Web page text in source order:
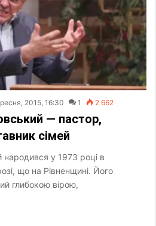
2015, 16:30 1 2 662
— пастор,
сімей
народився у 1973 році в
що на Рівненщині. Його
глибокою вірою,